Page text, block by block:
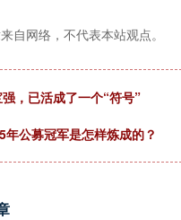
自网络，不代表本站观点。
，已活成了一个“符号”
公募冠军是怎样炼成的？